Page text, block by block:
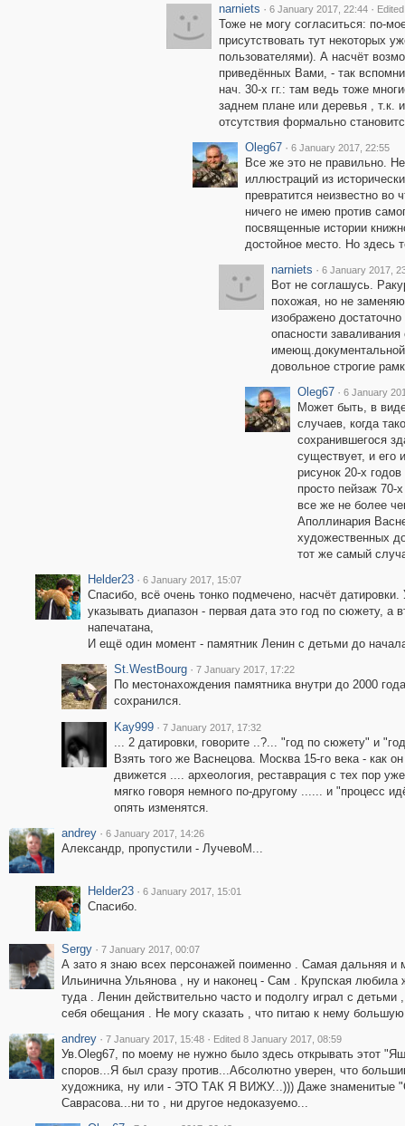
narniets · 6 January 2017, 22:44 ·
Тоже не могу согласиться: по-
присутствовать тут некоторых
пользователями). А насчёт
приведённых Вами, - так
нач. 30-х гг.: там ведь тоже
заднем плане или деревья , т.к.
отсутствия формально
Oleg67 · 6 January 2017, 22:55
Все же это не правильно.
иллюстраций из
превратится неизвестно
ничего не имею против
посвященные истории
достойное место. Но здесь
narniets · 6 January 2017,
Вот не соглашусь.
похожая, но не
изображено
опасности
довольное строгие
Oleg67 · 6 January
Может быть, в
случаев, когда
сохранившегося
существует, и его
рисунок 20-х
просто пейзаж 70-
все же не более
Аполлинария
художественных
тот же самый
Helder23 · 6 January 2017, 15:07
Спасибо, всё очень тонко подмечено, насчёт
указывать диапазон - первая дата это год по сюжету, а
напечатана,
И ещё один момент - памятник Ленин с детьми до
St.WestBourg · 7 January 2017, 17:22
По местонахождения памятника внутри до 2000
сохранился.
Kay999 · 7 January 2017, 17:32
... 2 датировки, говорите ..?... "год по сюжету" и
Взять того же Васнецова. Москва 15-го века - как
движется .... археология, реставрация с тех пор
мягко говоря немного по-другому ...... и "процесс
опять изменятся.
andrey · 6 January 2017, 14:26
Александр, пропустили - ЛучевоМ...
Helder23 · 6 January 2017, 15:01
Спасибо.
Sergy · 7 January 2017, 00:07
А зато я знаю всех персонажей поименно . Самая дальняя
Ильинична Ульянова , ну и наконец - Сам . Крупская
туда . Ленин действительно часто и подолгу играл с
себя обещания . Не могу сказать , что питаю к нему
andrey · 7 January 2017, 15:48 · Edited 8 January 2017, 08:59
Ув.Oleg67, по моему не нужно было здесь открывать этот
споров...Я был сразу против...Абсолютно уверен, что
художника, ну или - ЭТО ТАК Я ВИЖУ...))) Даже знаменитые
Саврасова...ни то , ни другое недоказуемо...